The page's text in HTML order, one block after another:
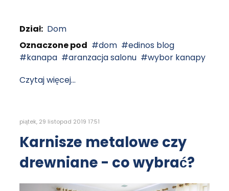
Dział: Dom
Oznaczone pod
dom
edinos blog
kanapa
aranzacja salonu
wybor kanapy
Czytaj więcej...
piątek, 29 listopad 2019 17:51
Karnisze metalowe czy
drewniane - co wybrać?